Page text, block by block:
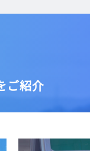
ご紹介